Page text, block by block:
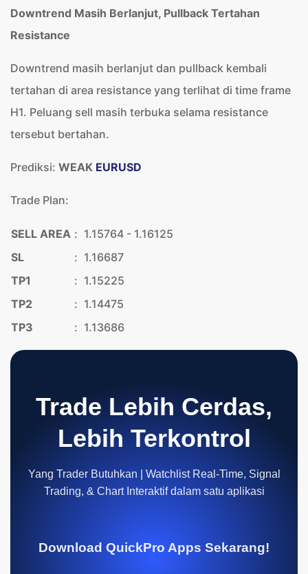
Downtrend Masih Berlanjut, Pullback Tertahan
Resistance
Downtrend masih berlanjut dan pullback kembali
tertahan di area resistance yang terlihat di time frame
H1. Peluang sell masih terbuka selama resistance
tersebut bertahan.
Prediksi: WEAK EURUSD
Trade Plan:
SELL AREA : 1.15764 - 1.16125
SL
: 1.16687
TP1
: 1.15225
TP2
: 1.14475
TP3
: 1.13686
Trade Lebih Cerdas,
Lebih Terkontrol
Yang Trader Butuhkan | Watchlist Real-Time, Signal
Trading, & Chart Interaktif dalam satu aplikasi
Download QuickPro Apps Sekarang!